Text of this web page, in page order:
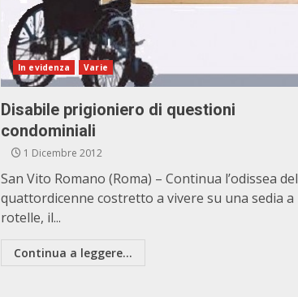
In evidenza Varie
Disabile prigioniero di questioni
condominiali
1 Dicembre 2012
San Vito Romano (Roma) – Continua l’odissea del
quattordicenne costretto a vivere su una sedia a
rotelle, il...
Continua a leggere...